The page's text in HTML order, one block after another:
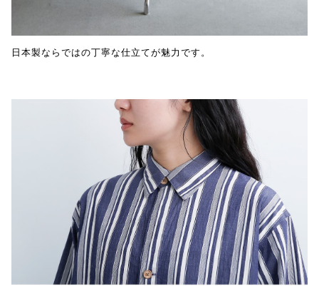
日本製ならではの丁寧な仕立てが魅力です。